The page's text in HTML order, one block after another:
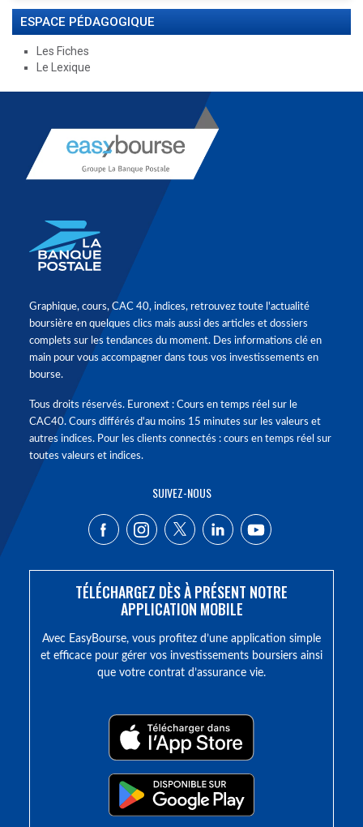
ESPACE PÉDAGOGIQUE
Les Fiches
Le Lexique
Graphique, cours, CAC 40, indices, retrouvez toute l'actualité
boursière en quelques clics mais aussi des articles et dossiers
complets sur les tendances du moment. Des informations clé en
main pour vous accompagner dans tous vos investissements en
bourse.
Tous droits réservés. Euronext : Cours en temps réel sur le
CAC40. Cours différés d'au moins 15 minutes sur les valeurs et
autres indices. Pour les clients connectés : cours en temps réel sur
toutes valeurs et indices.
SUIVEZ-NOUS
TÉLÉCHARGEZ DÈS À PRÉSENT NOTRE
APPLICATION MOBILE
Avec EasyBourse, vous profitez d’une application simple
et efficace pour gérer vos investissements boursiers ainsi
que votre contrat d’assurance vie.